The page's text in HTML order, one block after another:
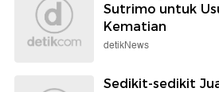
Sutrimo untuk
Kematian
detikNews
Sedikit-sedikit